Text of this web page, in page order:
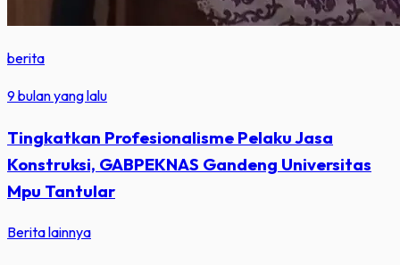
berita
9 bulan yang lalu
Tingkatkan Profesionalisme Pelaku Jasa
Konstruksi, GABPEKNAS Gandeng Universitas
Mpu Tantular
Berita lainnya